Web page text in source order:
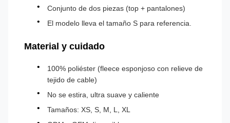
Conjunto de dos piezas (top + pantalones)
El modelo lleva el tamaño S para referencia.
Material y cuidado
100% poliéster (fleece esponjoso con relieve de
tejido de cable)
No se estira, ultra suave y caliente
Tamaños: XS, S, M, L, XL